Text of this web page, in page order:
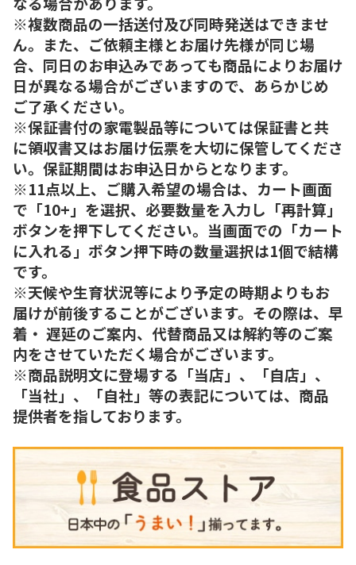
※複数商品の一括送付及び同時発送はできませ
ん。また、ご依頼主様とお届け先様が同じ場
合、同日のお申込みであっても商品によりお届け
日が異なる場合がございますので、あらかじめ
ご了承ください。
※保証書付の家電製品等については保証書と共
に領収書又はお届け伝票を大切に保管してくださ
い。保証期間はお申込日からとなります。
※11点以上、ご購入希望の場合は、カート画面
で「10+」を選択、必要数量を入力し「再計算」
ボタンを押下してください。当画面での「カート
に入れる」ボタン押下時の数量選択は1個で結構
です。
※天候や生育状況等により予定の時期よりもお
届けが前後することがございます。その際は、早
着・ 遅延のご案内、代替商品又は解約等のご案
内をさせていただく場合がございます。
※商品説明文に登場する「当店」、「自店」、
「当社」、「自社」等の表記については、商品
提供者を指しております。